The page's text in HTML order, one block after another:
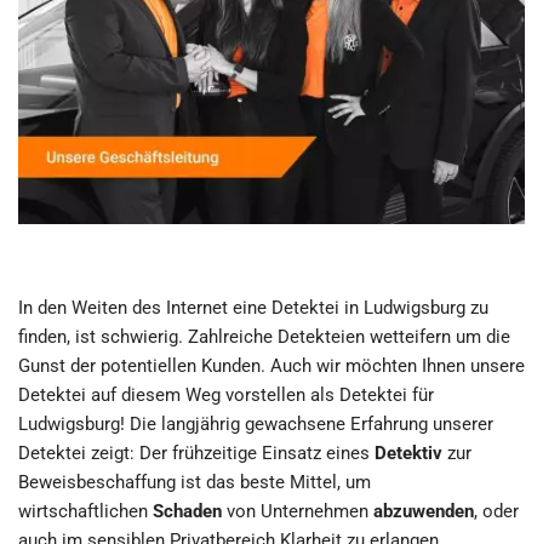
In den Weiten des Internet eine Detektei in Ludwigsburg zu
finden, ist schwierig. Zahlreiche Detekteien wetteifern um die
Gunst der potentiellen Kunden. Auch wir möchten Ihnen unsere
Detektei auf diesem Weg vorstellen als Detektei für
Ludwigsburg! Die langjährig gewachsene Erfahrung unserer
Detektei zeigt: Der frühzeitige Einsatz eines Detektiv zur
Beweisbeschaffung ist das beste Mittel, um
wirtschaftlichen Schaden von Unternehmen abzuwenden, oder